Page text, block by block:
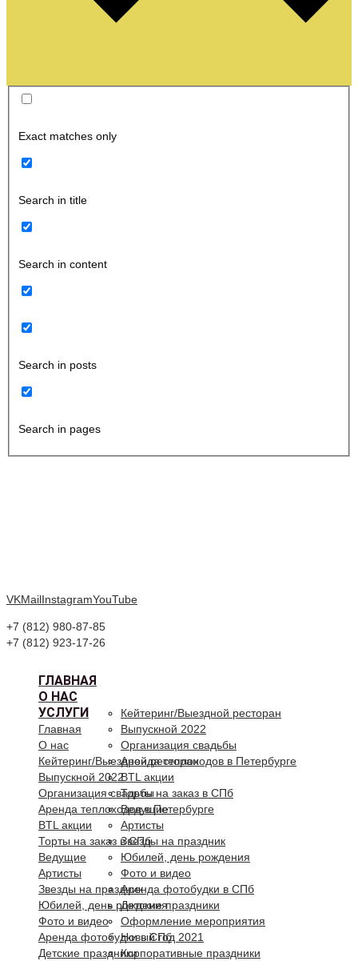
Exact matches only
Search in title
Search in content
Search in posts
Search in pages
VKMailInstagramYouTube
+7 (812) 980-87-85
+7 (812) 923-17-26
ГЛАВНАЯ
О НАС
УСЛУГИ
Кейтеринг/Выездной ресторан
Выпускной 2022
Организация свадьбы
Аренда теплоходов в Петербурге
BTL акции
Торты на заказ в СПб
Ведущие
Артисты
Звезды на праздник
Юбилей, день рождения
Фото и видео
Аренда фотобудки в СПб
Детские праздники
Оформление мероприятия
Новый год 2021
Корпоративные праздники
Главная
О нас
Кейтеринг/Выездной ресторан
Выпускной 2022
Организация свадьбы
Аренда теплоходов в Петербурге
BTL акции
Торты на заказ в СПб
Ведущие
Артисты
Звезды на праздник
Юбилей, день рождения
Фото и видео
Аренда фотобудки в СПб
Детские праздники